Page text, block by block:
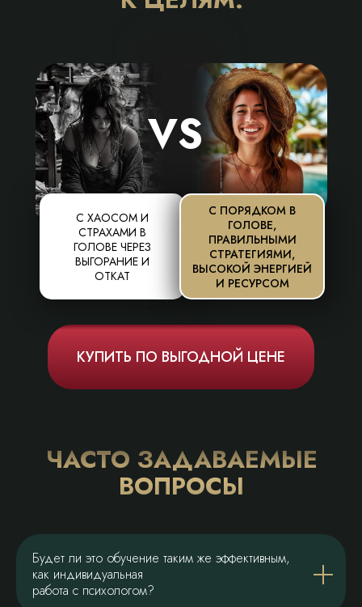
С ХАОСОМ И
СТРАХАМИ В
ГОЛОВЕ ЧЕРЕЗ
ВЫГОРАНИЕ И
ОТКАТ
С ПОРЯДКОМ В
ГОЛОВЕ,
ПРАВИЛЬНЫМИ
СТРАТЕГИЯМИ,
ВЫСОКОЙ ЭНЕРГИЕЙ
И РЕСУРСОМ
КУПИТЬ ПО ВЫГОДНОЙ ЦЕНЕ
VS
ЧАСТО ЗАДАВАЕМЫЕ
ВОПРОСЫ
Будет ли это обучение таким же эффективным,
как индивидуальная
работа с психологом?